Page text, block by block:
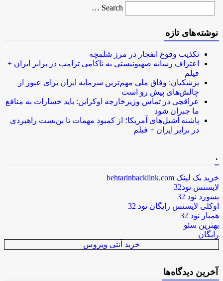
for
Search …
نوشته‌های تازه
تکذیب وقوع انفجار در مرز شلمچه
اعتراف رسانه صهیونیستی به ناکامی ترامپ در برابر ایران +
فیلم
پزشکیان: وفاق ملی مهم‌ترین سرمایه ایران برای عبور از
چالش‌های پیش رو است
عراقچی در تماس وزیرخارجه اوکراین: باید خسارات به منافع
ما جبران شود
پاشنه آشیل‌های آمریکا؛ از کمبود مهمات تا بن‌بست راهبردی
در برابر ایران + فیلم
خرید بک لینک behtarinbacklink.com
لایسنس نود32
پسورد نود 32
اوکلی لایسنس رایگان نود 32
همیار نود 32
بهترین سئو
رایگان
خرید آنتی ویروس
آخرین دیدگاه‌ها